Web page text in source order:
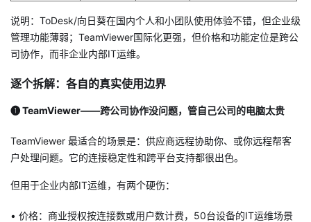
说明：ToDesk/向日葵在国内个人和小团队使用体验不错，但企业级
管理功能薄弱；TeamViewer国际化更强，但价格和功能定位是跨公
司协作，而非企业内部IT运维。
逐个拆解：各自的真实使用边界
❶ TeamViewer——跨公司协作没问题，管自己公司的电脑太贵
TeamViewer 最适合的场景是：供应商远程协助你、或你远程帮客
户处理问题。它的连接稳定性和跨平台支持都很出色。
但用于企业内部IT运维，有两个硬伤：
• 价格：商业授权按连接数或用户数计费，50台设备的IT运维场景